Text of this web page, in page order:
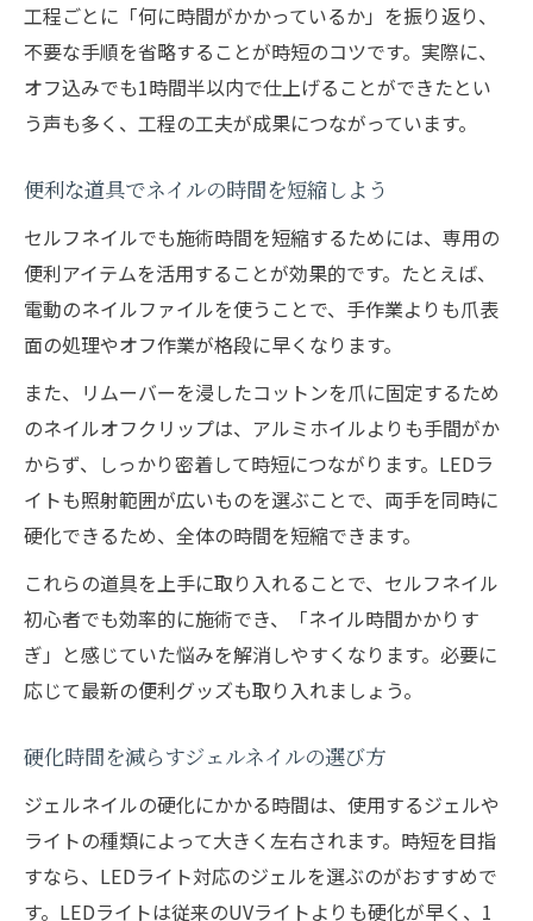
工程ごとに「何に時間がかかっているか」を振り返り、
不要な手順を省略することが時短のコツです。実際に、
オフ込みでも1時間半以内で仕上げることができたとい
う声も多く、工程の工夫が成果につながっています。
便利な道具でネイルの時間を短縮しよう
セルフネイルでも施術時間を短縮するためには、専用の
便利アイテムを活用することが効果的です。たとえば、
電動のネイルファイルを使うことで、手作業よりも爪表
面の処理やオフ作業が格段に早くなります。
また、リムーバーを浸したコットンを爪に固定するため
のネイルオフクリップは、アルミホイルよりも手間がか
からず、しっかり密着して時短につながります。LEDラ
イトも照射範囲が広いものを選ぶことで、両手を同時に
硬化できるため、全体の時間を短縮できます。
これらの道具を上手に取り入れることで、セルフネイル
初心者でも効率的に施術でき、「ネイル時間かかりす
ぎ」と感じていた悩みを解消しやすくなります。必要に
応じて最新の便利グッズも取り入れましょう。
硬化時間を減らすジェルネイルの選び方
ジェルネイルの硬化にかかる時間は、使用するジェルや
ライトの種類によって大きく左右されます。時短を目指
すなら、LEDライト対応のジェルを選ぶのがおすすめで
す。LEDライトは従来のUVライトよりも硬化が早く、1